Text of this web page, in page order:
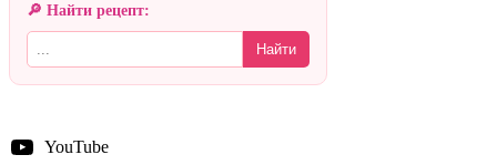
🔎 Найти рецепт:
Найти
YouTube